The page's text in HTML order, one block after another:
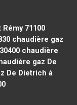
71100
chaudière gaz
chaudière
gaz De
De Dietrich à